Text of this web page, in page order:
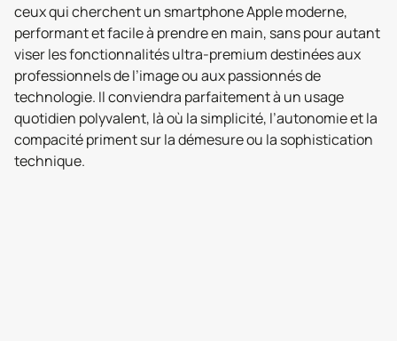
ceux qui cherchent un smartphone Apple moderne,
performant et facile à prendre en main, sans pour autant
viser les fonctionnalités ultra-premium destinées aux
professionnels de l’image ou aux passionnés de
technologie. Il conviendra parfaitement à un usage
quotidien polyvalent, là où la simplicité, l’autonomie et la
compacité priment sur la démesure ou la sophistication
technique.